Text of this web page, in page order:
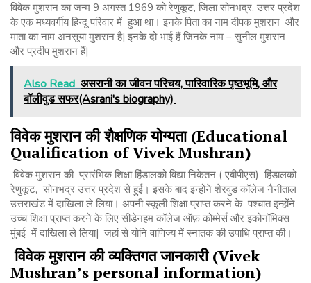
विवेक मुशरान का जन्म 9 अगस्त 1969 को रेणुकूट, जिला सोनभद्र, उत्तर प्रदेश
के एक मध्यवर्गीय हिन्दू परिवार में हुआ था। इनके पिता का नाम दीपक मुशरान और
माता का नाम अनसूया मुशरान है| इनके दो भाई हैं जिनके नाम – सुनील मुशरान
और प्रदीप मुशरान हैं|
Also Read असरानी का जीवन परिचय, पारिवारिक पृष्ठभूमि, और
बॉलीवुड सफर(Asrani's biography)
विवेक मुशरान की शैक्षणिक योग्यता(Educational
Qualification of Vivek Mushran)
विवेक मुशरान की प्रारंभिक शिक्षा हिंडालको विद्या निकेतन ( एबीपीएस) हिंडालको
रेणुकूट, सोनभद्र उत्तर प्रदेश से हुई। इसके बाद इन्होंने शेरवुड कॉलेज नैनीताल
उत्तराखंड में दाखिला ले लिया। अपनी स्कूली शिक्षा प्राप्त करने के पश्चात इन्होंने
उच्च शिक्षा प्राप्त करने के लिए सीडेनहम कॉलेज ऑफ़ कोम्मेर्स और इकोनॉमिक्स
मुंबई में दाखिला ले लिया| जहां से योनि वाणिज्य में स्नातक की उपाधि प्राप्त की।
विवेक मुशरान की व्यक्तिगत जानकारी(Vivek
Mushran’s personal information)